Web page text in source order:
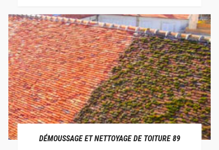
DÉMOUSSAGE ET NETTOYAGE DE TOITURE 89